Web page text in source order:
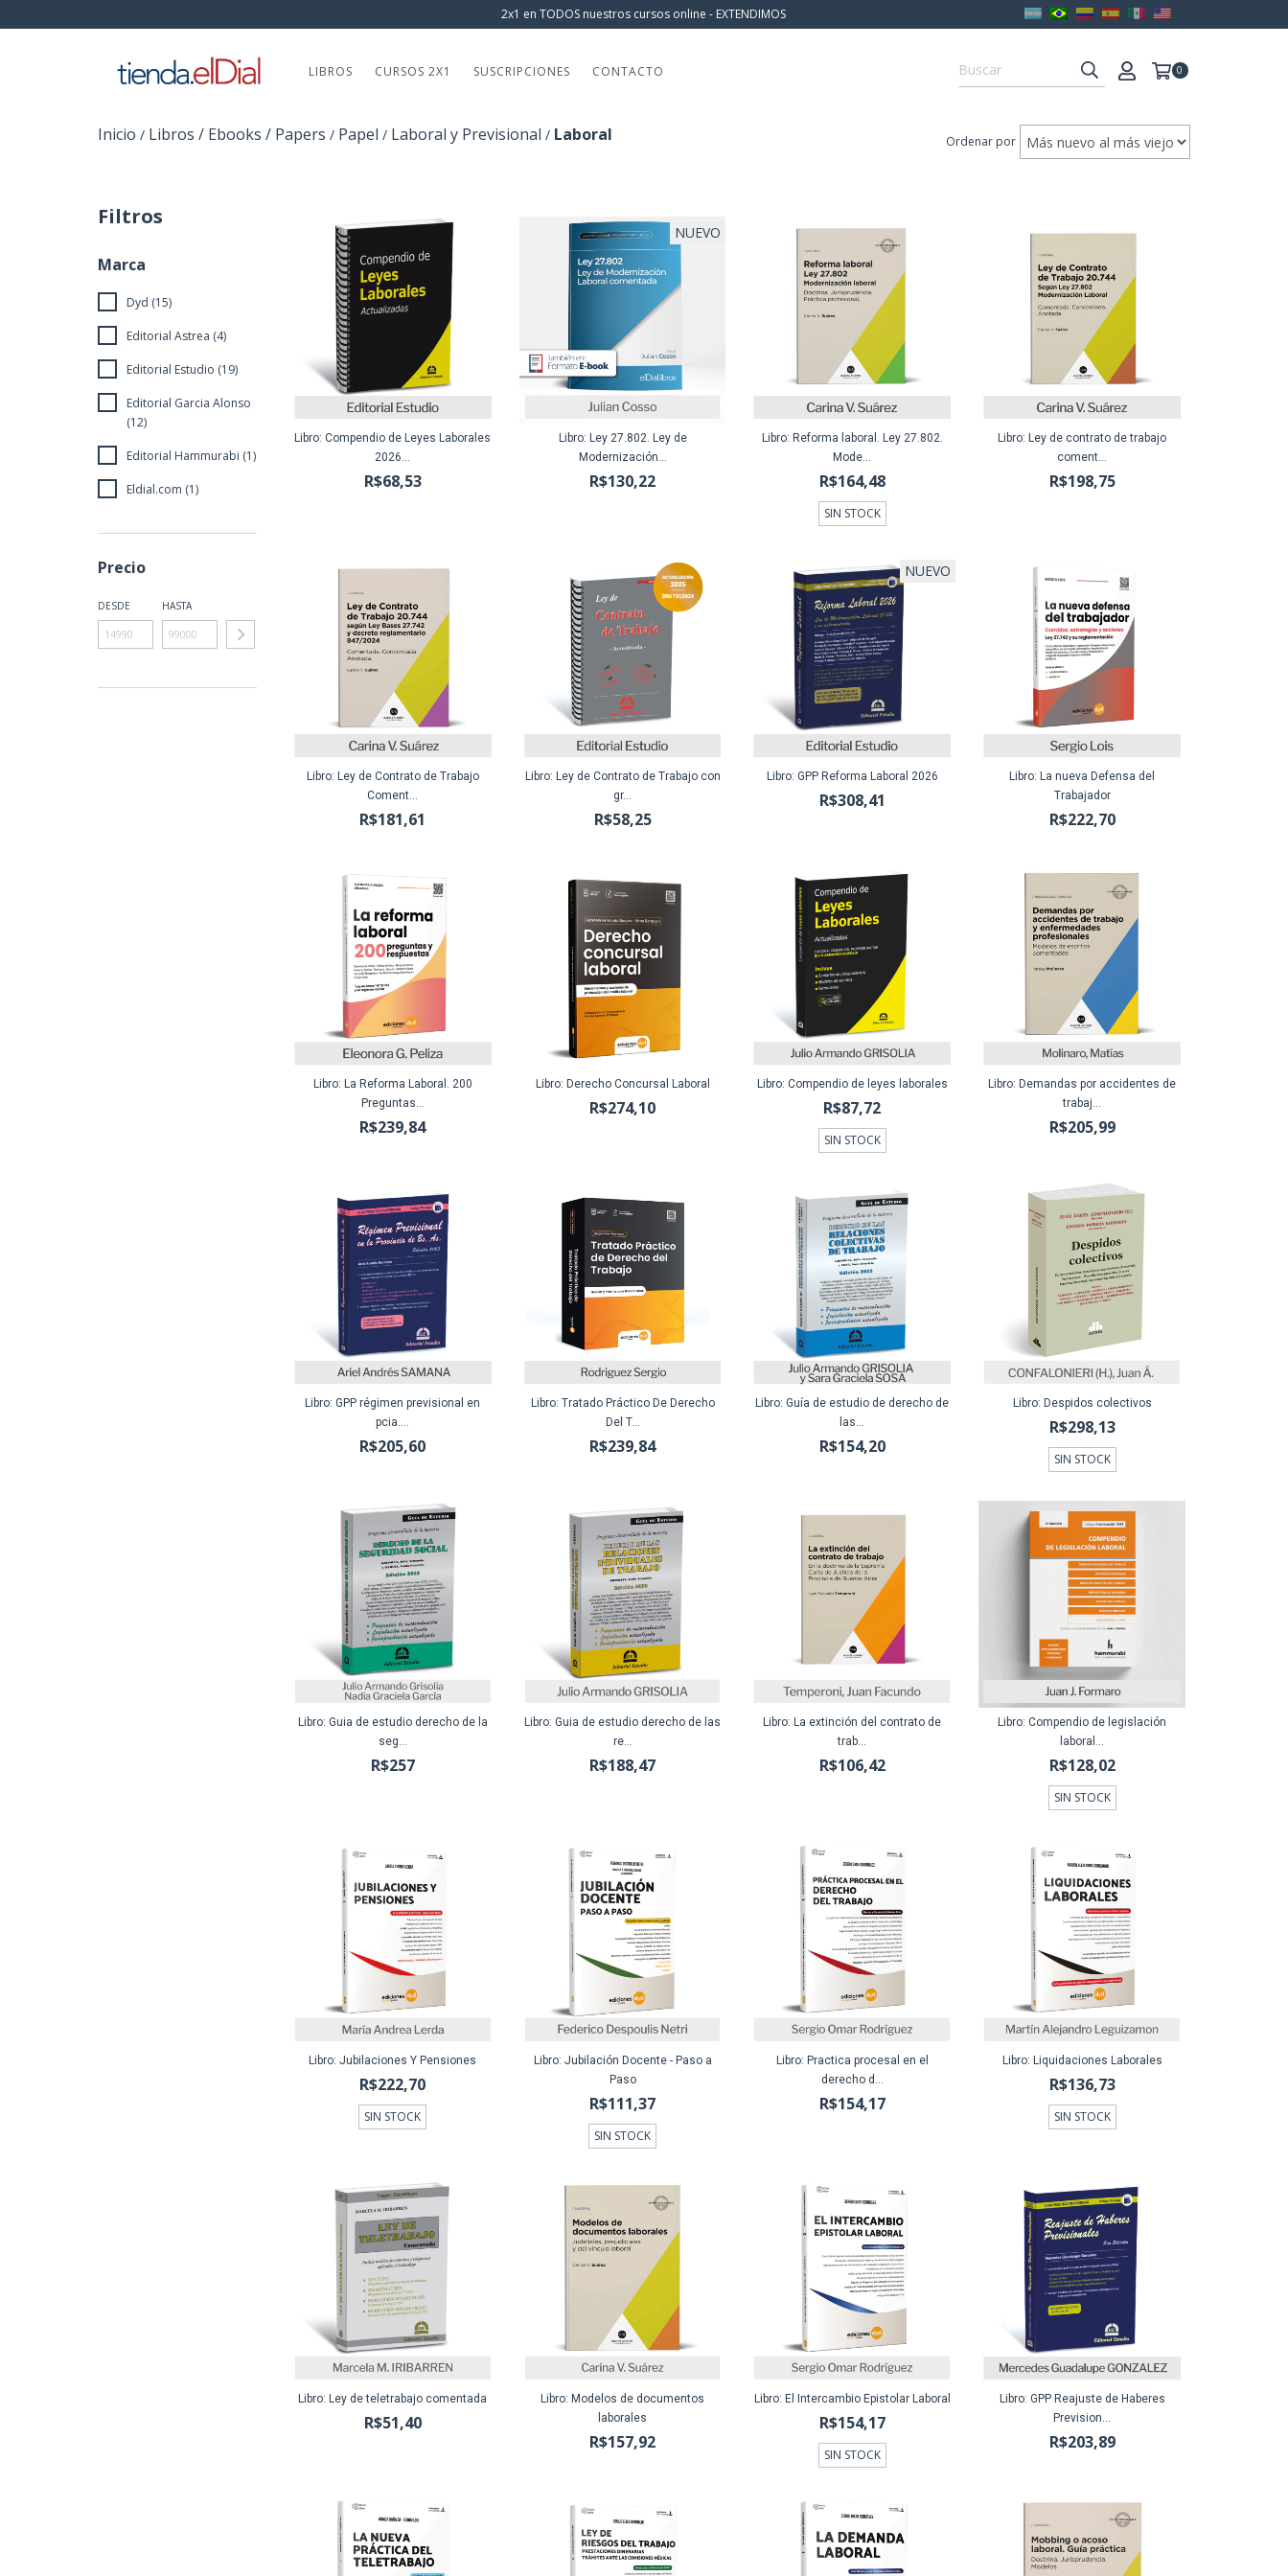
2x1 en TODOS nuestros cursos online - EXTENDIMOS
LIBROS CURSOS 2X1 SUSCRIPCIONES CONTACTO 0
Inicio / Libros / Ebooks / Papers / Papel / Laboral y Previsional / Laboral Ordenar por
Filtros
Marca
Dyd (15)
Editorial Astrea (4)
Editorial Estudio (19)
Editorial Garcia Alonso
(12)
Editorial Hammurabi (1)
Eldial.com (1)
Precio
DESDE HASTA
Libro: Compendio de Leyes Laborales
2026...
R$68,53
NUEVO
Libro: Ley 27.802. Ley de
Modernización...
R$130,22
Libro: Reforma laboral. Ley 27.802.
Mode...
R$164,48
SIN STOCK
Libro: Ley de contrato de trabajo
coment...
R$198,75
Libro: Ley de Contrato de Trabajo
Coment...
R$181,61
Libro: Ley de Contrato de Trabajo con
gr...
R$58,25
NUEVO
Libro: GPP Reforma Laboral 2026
R$308,41
Libro: La nueva Defensa del
Trabajador
R$222,70
Libro: La Reforma Laboral. 200
Preguntas...
R$239,84
Libro: Derecho Concursal Laboral
R$274,10
Libro: Compendio de leyes laborales
R$87,72
SIN STOCK
Libro: Demandas por accidentes de
trabaj...
R$205,99
Libro: GPP régimen previsional en
pcia....
R$205,60
Libro: Tratado Práctico De Derecho
Del T...
R$239,84
Libro: Guía de estudio de derecho de
las...
R$154,20
Libro: Despidos colectivos
R$298,13
SIN STOCK
Libro: Guia de estudio derecho de la
seg...
R$257
Libro: Guia de estudio derecho de las
re...
R$188,47
Libro: La extinción del contrato de
trab...
R$106,42
Libro: Compendio de legislación
laboral...
R$128,02
SIN STOCK
Libro: Jubilaciones Y Pensiones
R$222,70
SIN STOCK
Libro: Jubilación Docente - Paso a
Paso
R$111,37
SIN STOCK
Libro: Practica procesal en el
derecho d...
R$154,17
Libro: Liquidaciones Laborales
R$136,73
SIN STOCK
Libro: Ley de teletrabajo comentada
R$51,40
Libro: Modelos de documentos
laborales
R$157,92
Libro: El Intercambio Epistolar Laboral
R$154,17
SIN STOCK
Libro: GPP Reajuste de Haberes
Prevision...
R$203,89